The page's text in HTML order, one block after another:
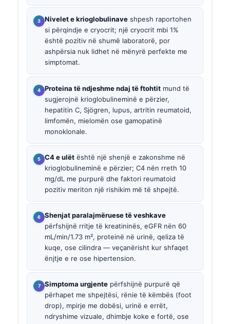
Nivelet e krioglobulinave shpesh raportohen
si përqindje e cryocrit; një cryocrit mbi 1%
është pozitiv në shumë laboratorë, por
ashpërsia nuk lidhet në mënyrë perfekte me
simptomat.
Proteina të ndjeshme ndaj të ftohtit mund të
sugjerojnë krioglobulineminë e përzier,
hepatitin C, Sjögren, lupus, artritin reumatoid,
limfomën, mielomën ose gamopatinë
monoklonale.
C4 e ulët është një shenjë e zakonshme në
krioglobulineminë e përzier; C4 nën rreth 10
mg/dL me purpurë dhe faktori reumatoid
pozitiv meriton një rishikim më të shpejtë.
Shenjat paralajmëruese të veshkave
përfshijnë rritje të kreatininës, eGFR nën 60
mL/min/1.73 m², proteinë në urinë, qeliza të
kuqe, ose cilindra — veçanërisht kur shfaqet
ënjtje e re ose hipertension.
Simptoma urgjente përfshijnë purpurë që
përhapet me shpejtësi, rënie të këmbës (foot
drop), mpirje me dobësi, urinë e errët,
ndryshime vizuale, dhimbje koke e fortë, ose